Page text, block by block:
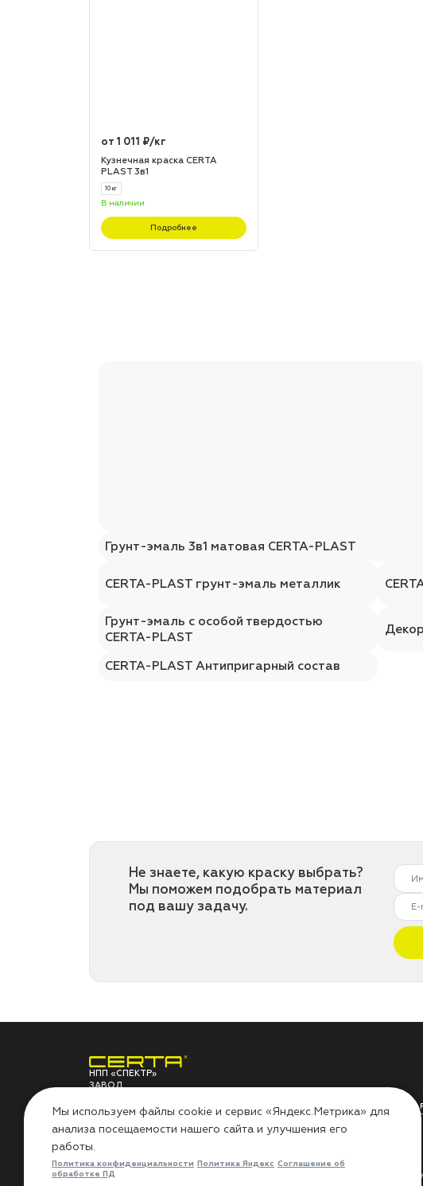
от 1 011 ₽/кг
Кузнечная краска CERTA
PLAST 3в1
10 кг
В наличии
Подробнее
Грунт-эмаль 3в1 матовая CERTA-PLAST
CERTA-PLAST грунт-эмаль металлик
Грунт-эмаль с особой твердостью
CERTA-PLAST
CERTA-PLAST Антипригарный состав
Не знаете, какую краску выбрать?
Мы поможем подобрать материал
под вашу задачу.
НПП «СПЕКТР»
ЗАВОД
МАТЕРИАЛОВ
О ЗАВОДЕ
НПП «СПЕКТР»
Лаборатория
ПОЛЕЗНАЯ
Советы технолога
Вопросы -ответы
Гарантия на
Мы используем файлы cookie и сервис «Яндекс.Метрика» для
анализа посещаемости нашего сайта и улучшения его
работы.
Политика конфиденциальности Политика Яндекс Соглашение об
обработке ПД